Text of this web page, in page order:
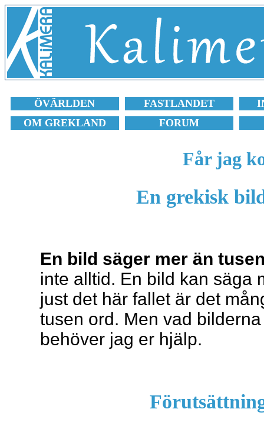
ÖVÄRLDEN FASTLANDET
OM GREKLAND
FORUM
Får jag
En grekisk
En bild säger mer än
inte alltid. En bild kan säga
just det här fallet är det
tusen ord. Men vad
behöver jag er hjälp.